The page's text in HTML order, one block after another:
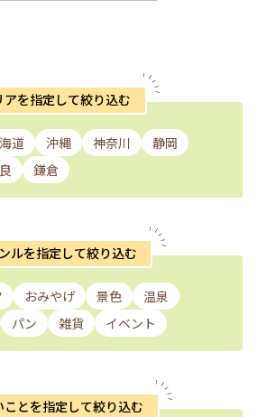
アを指定して絞り込む
道 沖縄 神奈川
静岡
鎌倉
ルを指定して絞り込む
おみやげ 景色
温泉
パン 雑貨 イベント
ことを指定して絞り込む